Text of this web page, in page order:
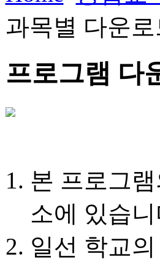
과목별 다운로
프로그램 다
본 프로그
소에 있습
일선 학교